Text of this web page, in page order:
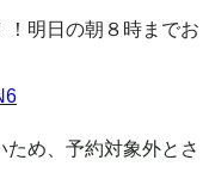
！明日の朝８時までお
め、予約対象外とさ